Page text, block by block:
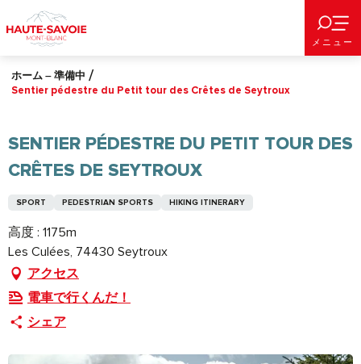
au
contenu
principal
メニュー
ホーム – 準備中
Sentier pédestre du Petit tour des Crêtes de Seytroux
SENTIER PÉDESTRE DU PETIT TOUR DES
CRÊTES DE SEYTROUX
SPORT PEDESTRIAN SPORTS HIKING ITINERARY
高度 : 1175m
Les Culées, 74430 Seytroux
アクセス
電車で行くんだ！
シェア